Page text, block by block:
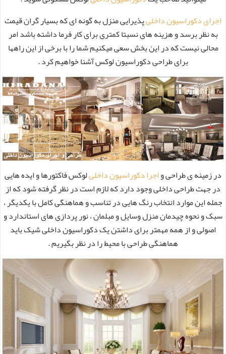
اجرای دکوراسیون داخلیپذیرایی منزل به گونه ای که بسیار گران قیمت
به نظر برسد و هزینه های نسبتا کمتری برای کار فرما داشته باشد امر
محالی نیست که در این بخش سعی میکنیم شما را با برخی از این راهها
برای طراحی دکوراسیون لوکس آشنا خواهیم کرد .
در زمینه ی طراحی واجرا دکوراسیون داخلیلوکس فاکتورها و ایده هایی
در جهت طراحی داخلی وجود دارد که لازم است در نظر گرفته شود که از
جمله این موارد انتخاب رنگ هایی در تناسب و هماهنگی کامل با یکدیگر ،
سبک و نحوه چیدمان منزل وسایل و مبلمان ، نور پردازی های استاندارد و
اصولی و از همه مهمتر برای داشتن یک دکوراسیون داخلی شیک باید
هماهنگی طراحی با محیط را در نظر بگیریم .